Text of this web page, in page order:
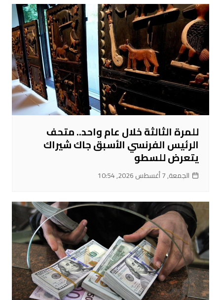
للمرة الثالثة خلال عام واحد.. متحف
الرئيس الفرنسي الأسبق جاك شيراك
يتعرض للسطو
الجمعة, 7 أغسطس 2026, 10:54